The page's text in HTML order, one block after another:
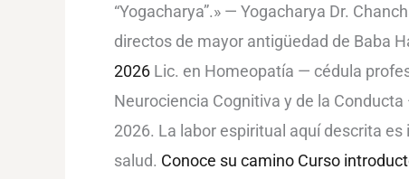
“Yogacharya”.» — Yogacharya Dr.
directos de mayor antigüedad de Baba
2026 Lic. en Homeopatía — cédula
Neurociencia Cognitiva y de la
2026. La labor espiritual aquí descrita
salud. Conoce su camino Curso